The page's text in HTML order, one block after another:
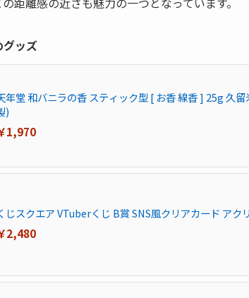
グッズ
年堂 和バニラの香 スティック型 [ お香 線香 ] 25g 久
)
1,970
じスクエア VTuberくじ B賞 SNS風クリアカード アク
2,480